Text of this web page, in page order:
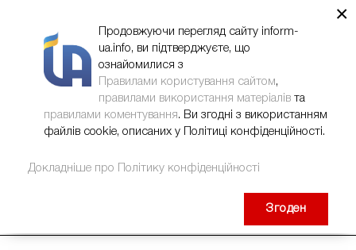
×
Продовжуючи перегляд сайту inform-
ua.info, ви підтверджуєте, що
ознайомилися з
Правилами користування сайтом,
правилами використання матеріалів та
правилами коментування. Ви згодні з використанням
файлів cookie, описаних у Політиці конфіденційності.
Докладніше про Політику конфіденційності
Згоден